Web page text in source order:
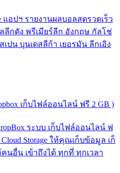
แอปฯ รายงานผลบอลสดรวดเร็ว
กดัง พรีเมียร์ลีก อังกฤษ กัลโช่
เปน บุนเดสลีก้า เยอรมัน ลีกเอิง
เก็บไฟล์ออนไลน์ ฟรี 2 GB )
ระบบ เก็บไฟล์ออนไลน์ ฟ
Storage ให้คุณเก็บข้อมูล เก็
นอื่น เข้าถึงได้ ทุกที่ ทุกเวลา